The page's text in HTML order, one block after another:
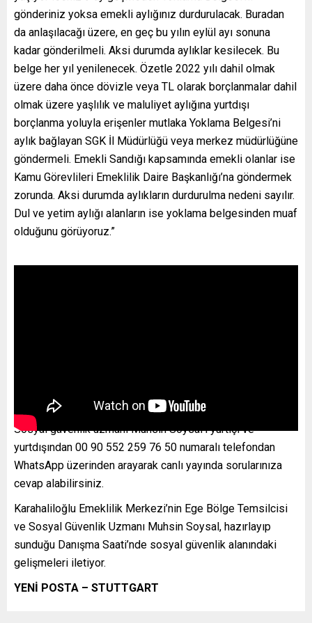
gönderiniz yoksa emekli aylığınız durdurulacak. Buradan
da anlaşılacağı üzere, en geç bu yılın eylül ayı sonuna
kadar gönderilmeli. Aksi durumda aylıklar kesilecek. Bu
belge her yıl yenilenecek. Özetle 2022 yılı dahil olmak
üzere daha önce dövizle veya TL olarak borçlanmalar dahil
olmak üzere yaşlılık ve maluliyet aylığına yurtdışı
borçlanma yoluyla erişenler mutlaka Yoklama Belgesi’ni
aylık bağlayan SGK İl Müdürlüğü veya merkez müdürlüğüne
göndermeli. Emekli Sandığı kapsamında emekli olanlar ise
Kamu Görevlileri Emeklilik Daire Başkanlığı’na göndermek
zorunda. Aksi durumda aylıkların durdurulma nedeni sayılır.
Dul ve yetim aylığı alanların ise yoklama belgesinden muaf
olduğunu görüyoruz.”
Sosyal güvenlik uzmanı Muhsin Soysal’ı yurtiçi ve
yurtdışından 00 90 552 259 76 50 numaralı telefondan
WhatsApp üzerinden arayarak canlı yayında sorularınıza
cevap alabilirsiniz.
Karahaliloğlu Emeklilik Merkezi’nin Ege Bölge Temsilcisi
ve Sosyal Güvenlik Uzmanı Muhsin Soysal, hazırlayıp
sunduğu Danışma Saati’nde sosyal güvenlik alanındaki
gelişmeleri iletiyor.
YENİ POSTA – STUTTGART